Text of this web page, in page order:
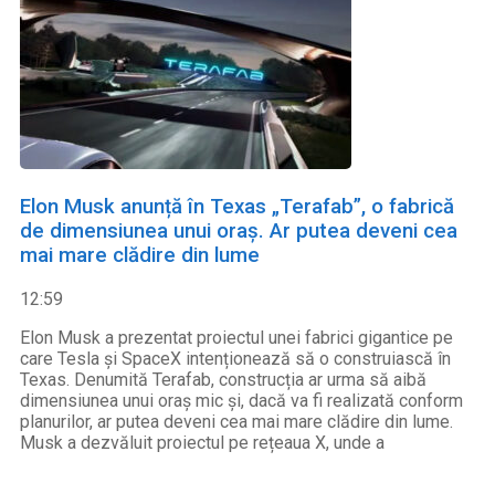
Elon Musk anunță în Texas „Terafab”, o fabrică
de dimensiunea unui oraș. Ar putea deveni cea
mai mare clădire din lume
12:59
Elon Musk a prezentat proiectul unei fabrici gigantice pe
care Tesla și SpaceX intenționează să o construiască în
Texas. Denumită Terafab, construcția ar urma să aibă
dimensiunea unui oraș mic și, dacă va fi realizată conform
planurilor, ar putea deveni cea mai mare clădire din lume.
Musk a dezvăluit proiectul pe rețeaua X, unde a